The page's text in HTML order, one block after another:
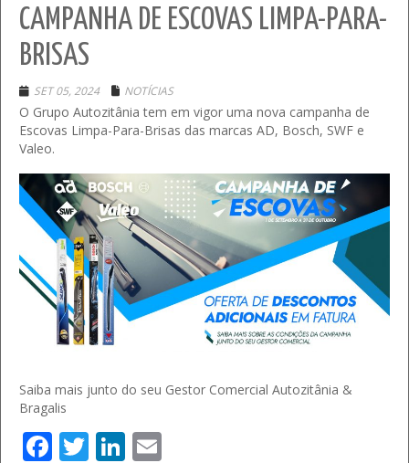
CAMPANHA DE ESCOVAS LIMPA-PARA-
BRISAS
SET 05, 2024 NOTÍCIAS
O Grupo Autozitânia tem em vigor uma nova campanha de
Escovas Limpa-Para-Brisas das marcas AD, Bosch, SWF e
Valeo.
Saiba mais junto do seu Gestor Comercial Autozitânia &
Bragalis
Facebook
TwitterLinkedIn